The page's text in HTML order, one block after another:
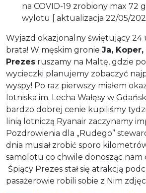
na COVID-19 zrobiony max 72
wylotu [ aktualizacja 22/05/2021
Wyjazd okazjonalny świętujący 24
brata! W męskim gronie Ja,
Prezes ruszamy na Maltę, gdzie
wycieczki planujemy zobaczyć
wyspy! Po raz pierwszy miałem
lotniska im. Lecha Wałęsy w
bardzo dobrej cenie kupiliśmy
linią lotniczą Ryanair zaczynamy
Pozdrowienia dla „Rudego”
dnia musiał zrobić sporo
samolotu co chwile donosząc nam
Śpiący Prezes stał się atrakcją
pasażerowie robili sobie z Nim